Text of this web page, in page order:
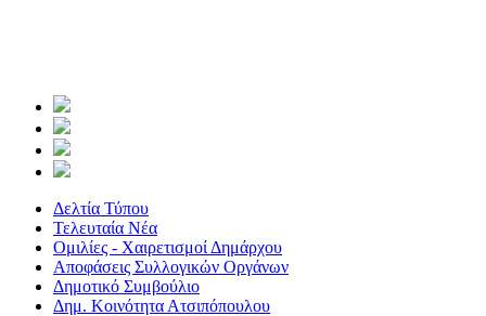
Δελτία Τύπου
Τελευταία Νέα
Ομιλίες - Χαιρετισμοί Δημάρχου
Αποφάσεις Συλλογικών Οργάνων
Δημοτικό Συμβούλιο
Δημ. Κοινότητα Ατσιπόπουλου